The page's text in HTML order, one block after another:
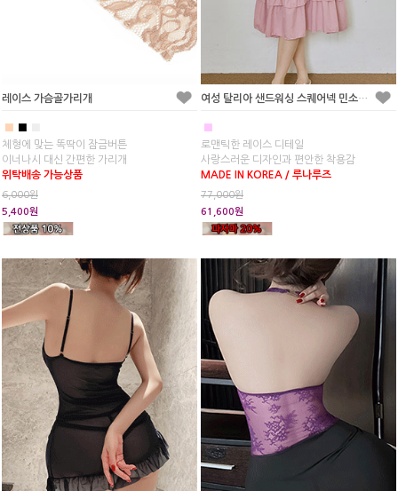
레이스 가슴골가리개
■ ■
체형에 맞는 똑딱이 잠금버튼
이너나시 대신 간편한 가리개
위탁배송 가능상품
6,000원
5,400원
여성 탈리아 샌드워싱 스퀘어넥 민소매 원피스 잠옷
■
로맨틱한 레이스 디테일
사랑스러운 디자인과 편안한 착용감
MADE IN KOREA / 루나루즈
77,000원
61,600원